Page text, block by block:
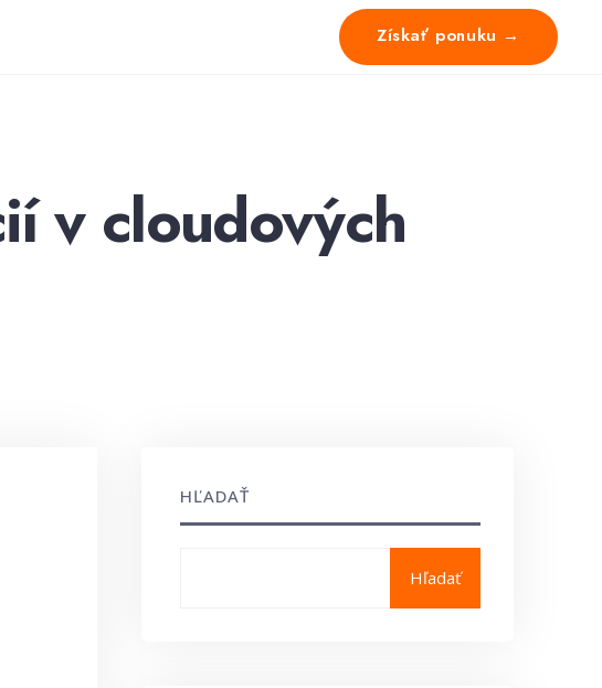
Získať ponuku →
v cloudových
HĽADAŤ
Hľadať